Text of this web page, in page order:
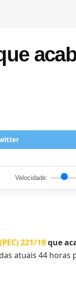
Velocidade:
221/19que
atuais 44 horas